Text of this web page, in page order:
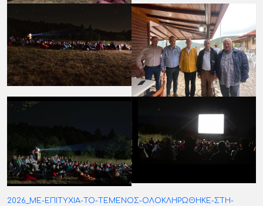
2026_ΜΕ-ΕΠΙΤΥΧΙΑ-ΤΟ-ΤΕΜΕΝΟΣ-ΟΛΟΚΛΗΡΩΘΗΚΕ-ΣΤΗ-